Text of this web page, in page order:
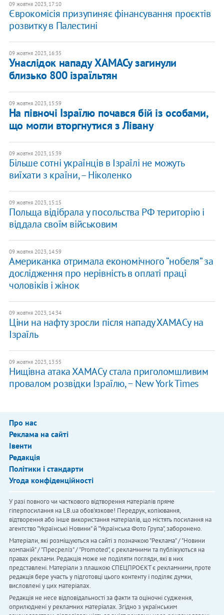
09 жовтня 2023, 17:10
Єврокомісія призупиняє фінансування проєктів
розвитку в Палестині
09 жовтня 2023, 16:35
Унаслідок нападу ХАМАСу загинули
близько 800 ізраїльтян
09 жовтня 2023, 15:59
На півночі Ізраїлю почався бій із особами,
що могли вторгнутися з Лівану
09 жовтня 2023, 15:39
Більше сотні українців в Ізраїлі не можуть
виїхати з країни, – Ніколенко
09 жовтня 2023, 15:15
Польща відібрала у посольства РФ територію і
віддала своїм військовим
09 жовтня 2023, 14:59
Американка отримала економічного “нобеля” за
дослідження про нерівність в оплаті праці
чоловіків і жінок
09 жовтня 2023, 14:34
Ціни на нафту зросли після нападу ХАМАСу на
Ізраїль
09 жовтня 2023, 13:55
Нищівна атака ХАМАСу стала приголомшливим
провалом розвідки Ізраїлю, − New York Times
Про нас
Реклама на сайті
Івенти
Редакція
Політики і стандарти
Угода конфіденційності
У разі повного чи часткового відтворення матеріалів пряме
гіперпосилання на LB.ua обов'язкове! Передрук, копіювання,
відтворення або інше використання матеріалів, що містять посилання на
агентство "Українськi Новини" й "Українська Фото Група", заборонено.
Матеріали, які розміщуються на сайті з позначкою "Реклама" / "Новини
компаній" / "Пресреліз" / "Promoted", є рекламними та публікуються на
правах реклами. Редакція може не поділяти погляди, які в них
представлені. Матеріали з плашкою СПЕЦПРОЄКТ є рекламними, проте
редакція бере участь у підготовці цього контенту і поділяє думки,
висловлені у цих матеріалах.
Редакція не несе відповідальності за факти та оціночні судження,
оприлюднені у рекламних матеріалах. Згідно з українським